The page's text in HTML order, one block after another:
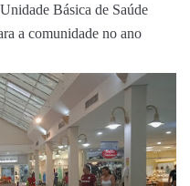
Básica de Saúde
a comunidade no ano